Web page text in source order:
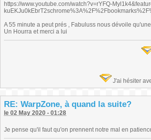
https://www.youtube.com/watch?v=rYFQ-
A 55 minute a peut prés , Fabuluss nous dévoile
Un Hourra et merci a lui
J'ai hésiter
RE: WarpZone, à quand la suite?
le 02 May 2020 - 01:28
Je pense qu'il faut qu'on prennent notre mal en